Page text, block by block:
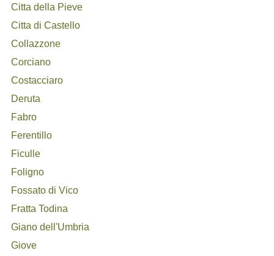
Citta della Pieve
Citta di Castello
Collazzone
Corciano
Costacciaro
Deruta
Fabro
Ferentillo
Ficulle
Foligno
Fossato di Vico
Fratta Todina
Giano dell'Umbria
Giove